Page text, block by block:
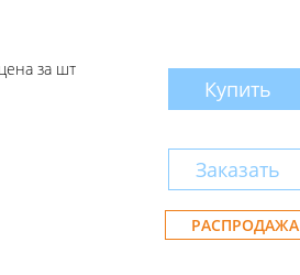
за шт
Купить
Заказать
РАСПРОДАЖА